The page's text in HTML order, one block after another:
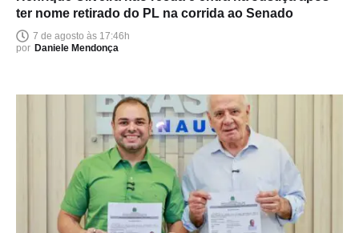
ter nome retirado do PL na corrida ao Senado
7 de agosto às 17:46h
por Daniele Mendonça